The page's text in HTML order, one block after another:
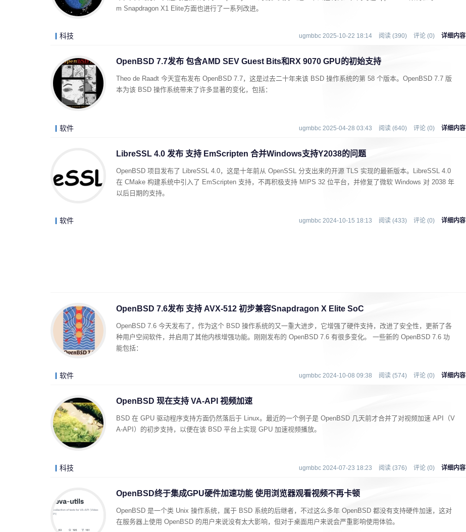
m Snapdragon X1 Elite方面也进行了一系列改进。
科技 ugmbbc 2025-10-22 18:14 阅读 (390) 评论 (0) 详细内容
OpenBSD 7.7发布 包含AMD SEV Guest Bits和RX 9070 GPU的初始支持
Theo de Raadt 今天宣布发布 OpenBSD 7.7，这是过去二十年来该 BSD 操作系统的第 58 个版本。OpenBSD 7.7 版
本为该 BSD 操作系统带来了许多显著的变化，包括：
软件 ugmbbc 2025-04-28 03:43 阅读 (640) 评论 (0) 详细内容
LibreSSL 4.0 发布 支持 EmScripten 合并Windows支持Y2038的问题
OpenBSD 项目发布了 LibreSSL 4.0，这是十年前从 OpenSSL 分支出来的开源 TLS 实现的最新版本。LibreSSL 4.0
在 CMake 构建系统中引入了 EmScripten 支持，不再积极支持 MIPS 32 位平台，并修复了微软 Windows 对 2038 年
以后日期的支持。
软件 ugmbbc 2024-10-15 18:13 阅读 (433) 评论 (0) 详细内容
OpenBSD 7.6发布 支持 AVX-512 初步兼容Snapdragon X Elite SoC
OpenBSD 7.6 今天发布了，作为这个 BSD 操作系统的又一重大进步，它增强了硬件支持，改进了安全性，更新了各
种用户空间软件，并启用了其他内核增强功能。刚刚发布的 OpenBSD 7.6 有很多变化。 一些新的 OpenBSD 7.6 功
能包括：
软件 ugmbbc 2024-10-08 09:38 阅读 (574) 评论 (0) 详细内容
OpenBSD 现在支持 VA-API 视频加速
BSD 在 GPU 驱动程序支持方面仍然落后于 Linux。最近的一个例子是 OpenBSD 几天前才合并了对视频加速 API（V
A-API）的初步支持，以便在该 BSD 平台上实现 GPU 加速视频播放。
科技 ugmbbc 2024-07-23 18:23 阅读 (376) 评论 (0) 详细内容
OpenBSD终于集成GPU硬件加速功能 使用浏览器观看视频不再卡顿
OpenBSD 是一个类 Unix 操作系统，属于 BSD 系统的后继者，不过这么多年 OpenBSD 都没有支持硬件加速，这对
在服务器上使用 OpenBSD 的用户来说没有太大影响，但对于桌面用户来说会严重影响使用体验。